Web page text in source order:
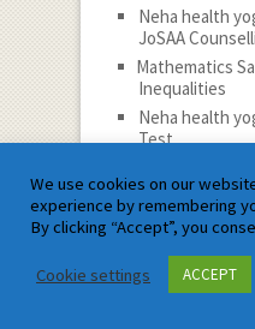
Neha health
JoSAA
Mathematics
Inequalities
Neha health
Test
Categories
Categories
Follow
We use cookies on our
experience by remembering
By clicking “Accept”, you
Cookie settings ACCEPT